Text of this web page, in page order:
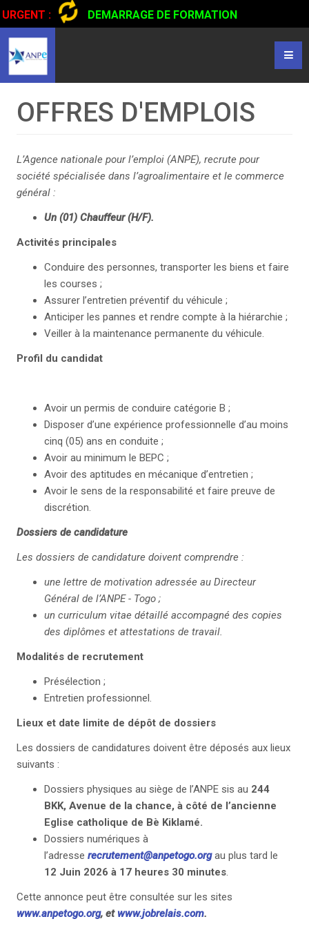
URGENT :
DEMARRAGE DE FORMATION
CERTIFIANTE EN CONDUITE DE CAMIONS...CLIQUER POUR
LIRE
OFFRES D'EMPLOIS
L’Agence nationale pour l’emploi (ANPE), recrute pour
société spécialisée dans l’agroalimentaire et le commerce
général :
Un (01) Chauffeur (H/F).
Activités principales
Conduire des personnes, transporter les biens et faire
les courses ;
Assurer l’entretien préventif du véhicule ;
Anticiper les pannes et rendre compte à la hiérarchie ;
Veiller à la maintenance permanente du véhicule.
Profil du candidat
Avoir un permis de conduire catégorie B ;
Disposer d’une expérience professionnelle d’au moins
cinq (05) ans en conduite ;
Avoir au minimum le BEPC ;
Avoir des aptitudes en mécanique d’entretien ;
Avoir le sens de la responsabilité et faire preuve de
discrétion.
Dossiers de candidature
Les dossiers de candidature doivent comprendre :
une lettre de motivation adressée au Directeur
Général de l’ANPE - Togo ;
un curriculum vitae détaillé accompagné des copies
des diplômes et attestations de travail.
Modalités de recrutement
Présélection ;
Entretien professionnel.
Lieux et date limite de dépôt de dossiers
Les dossiers de candidatures doivent être déposés aux lieux
suivants :
Dossiers physiques au siège de l’ANPE sis au 244
BKK, Avenue de la chance, à côté de l’ancienne
Eglise catholique de Bè Kiklamé.
Dossiers numériques à
l’adresse recrutement@anpetogo.orgau plus tard le
12 Juin 2026 à 17 heures 30 minutes.
Cette annonce peut être consultée sur les sites
www.anpetogo.org, et www.jobrelais.com.